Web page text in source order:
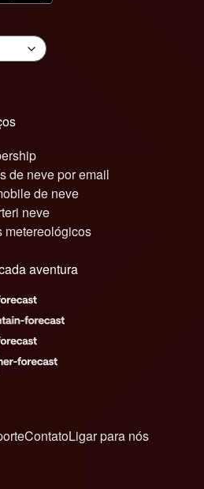
de neve por email
de neve
neve
metereológicos
aventura
ContatoLigar para nós